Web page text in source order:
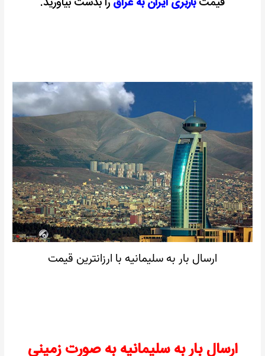
ارسال بار به سلیمانیه با ارزانترین قیمت
ارسال بار به سلیمانیه به صورت زمینی